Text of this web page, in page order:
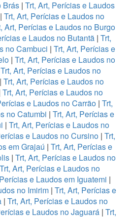
Brás| Trt, Art, Perícias e Laudos
Trt, Art, Perícias e Laudos no
Art, Perícias e Laudos no Burgo
e Laudos no Butantã| Trt,
no Cambuci | Trt, Art, Perícias e
| Trt, Art, Perícias e Laudos no
Trt, Art, Perícias e Laudos no
| Trt, Art, Perícias e Laudos no
Trt, Art, Perícias e Laudos no
e Laudos no Carrão | Trt,
no Catumbi | Trt, Art, Perícias e
| Trt, Art, Perícias e Laudos no
e Laudos no Cursino | Trt,
em Grajaú | Trt, Art, Perícias e
| Trt, Art, Perícias e Laudos no
Trt, Art, Perícias e Laudos no
e Laudos em Iguatemi |
no Imirim | Trt, Art, Perícias e
| Trt, Art, Perícias e Laudos no
e Laudos no Jaguará | Trt,